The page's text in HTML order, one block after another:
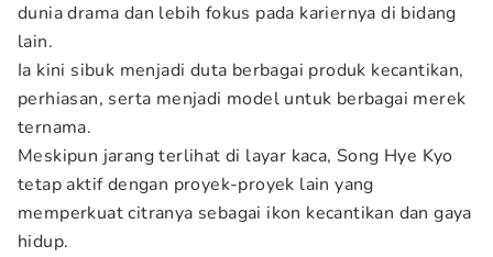
dunia drama dan lebih fokus pada kariernya di bidang
lain.
Ia kini sibuk menjadi duta berbagai produk kecantikan,
perhiasan, serta menjadi model untuk berbagai merek
ternama.
Meskipun jarang terlihat di layar kaca, Song Hye Kyo
tetap aktif dengan proyek-proyek lain yang
memperkuat citranya sebagai ikon kecantikan dan gaya
hidup.